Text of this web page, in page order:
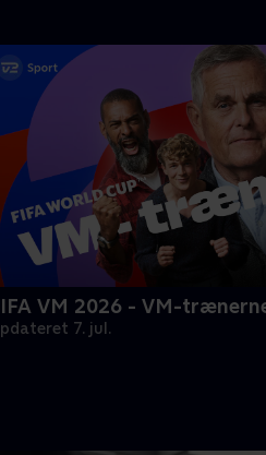
VM 2026 - VM-
7. jul.